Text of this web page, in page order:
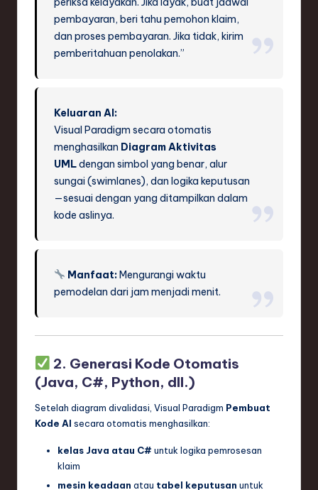
pembayaran, beri tahu pemohon klaim,
dan proses pembayaran. Jika tidak, kirim
pemberitahuan penolakan.”
Keluaran AI:
Visual Paradigm secara otomatis
menghasilkan Diagram Aktivitas
UMLdengan simbol yang benar, alur
sungai (swimlanes), dan logika keputusan
—sesuai dengan yang ditampilkan dalam
kode aslinya.
Manfaat:Mengurangi waktu
pemodelan dari jam menjadi menit.
2. Generasi Kode Otomatis
(Java, C#, Python, dll.)
Setelah diagram divalidasi, Visual Paradigm Pembuat
Kode AI secara otomatis menghasilkan:
kelas Java atau C#untuk logika pemrosesan
klaim
mesin keadaan atau tabel keputusan untuk